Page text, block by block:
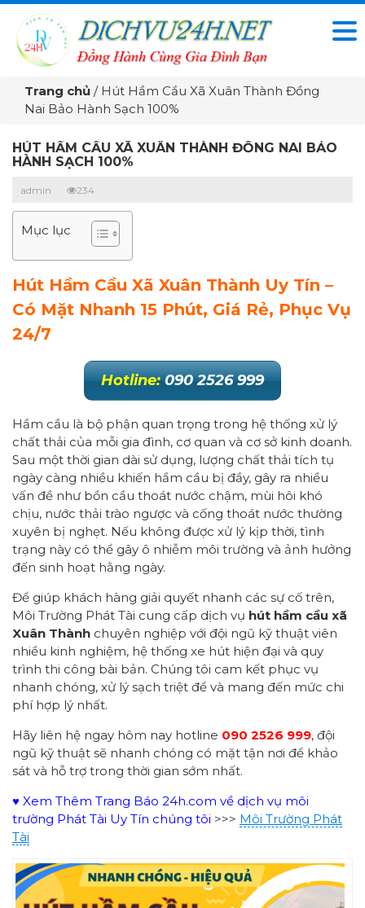
Trang chủ / Hút Hầm Cầu Xã Xuân Thành Đồng
Nai Bảo Hành Sạch 100%
HÚT HẦM CẦU XÃ XUÂN THÀNH ĐỒNG NAI BẢO
HÀNH SẠCH 100%
admin 234
Mục lục
Hút Hầm Cầu Xã Xuân Thành Uy Tín –
Có Mặt Nhanh 15 Phút, Giá Rẻ, Phục Vụ
24/7
Hotline: 090 2526 999
Hầm cầu là bộ phận quan trọng trong hệ thống xử lý
chất thải của mỗi gia đình, cơ quan và cơ sở kinh doanh.
Sau một thời gian dài sử dụng, lượng chất thải tích tụ
ngày càng nhiều khiến hầm cầu bị đầy, gây ra nhiều
vấn đề như bồn cầu thoát nước chậm, mùi hôi khó
chịu, nước thải trào ngược và cống thoát nước thường
xuyên bị nghẹt. Nếu không được xử lý kịp thời, tình
trạng này có thể gây ô nhiễm môi trường và ảnh hưởng
đến sinh hoạt hằng ngày.
Để giúp khách hàng giải quyết nhanh các sự cố trên,
Môi Trường Phát Tài cung cấp dịch vụ hút hầm cầu xã
Xuân Thành chuyên nghiệp với đội ngũ kỹ thuật viên
nhiều kinh nghiệm, hệ thống xe hút hiện đại và quy
trình thi công bài bản. Chúng tôi cam kết phục vụ
nhanh chóng, xử lý sạch triệt để và mang đến mức chi
phí hợp lý nhất.
Hãy liên hệ ngay hôm nay hotline 090 2526 999, đội
ngũ kỹ thuật sẽ nhanh chóng có mặt tận nơi để khảo
sát và hỗ trợ trong thời gian sớm nhất.
♥ Xem Thêm Trang Báo 24h.com về dịch vụ môi
trường Phát Tài Uy Tín chúng tôi >>> Môi Trường Phát
Tài